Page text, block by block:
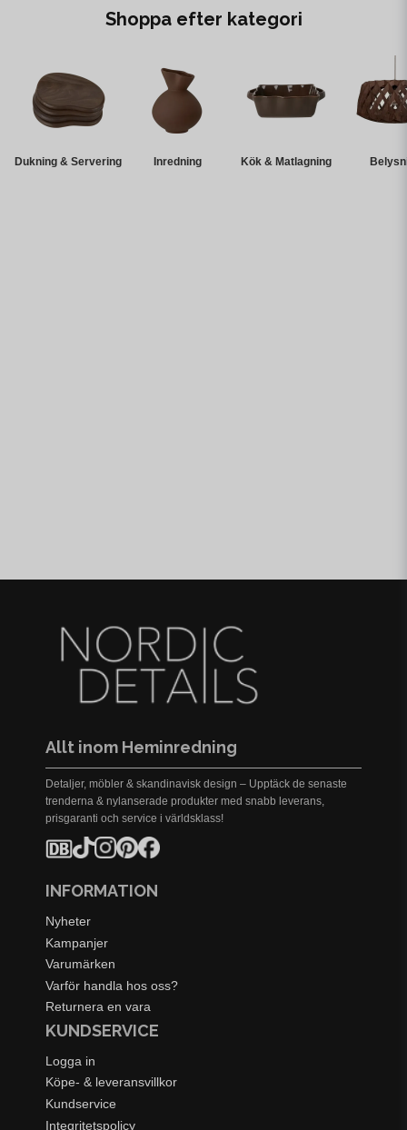
Shoppa efter kategori
Dukning & Servering Inredning Kök & Matlagning
Allt inom Heminredning
Detaljer, möbler & skandinavisk design – Upptäck de senaste
trenderna & nylanserade produkter med snabb leverans,
prisgaranti och service i världsklass!
INFORMATION
Nyheter
Kampanjer
Varumärken
Varför handla hos oss?
Returnera en vara
KUNDSERVICE
Logga in
Köpe- & leveransvillkor
Kundservice
Integritetspolicy